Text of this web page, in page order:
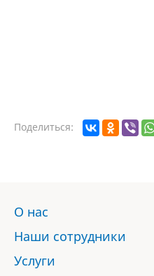
Поделиться:
О нас
Наши сотрудники
Услуги